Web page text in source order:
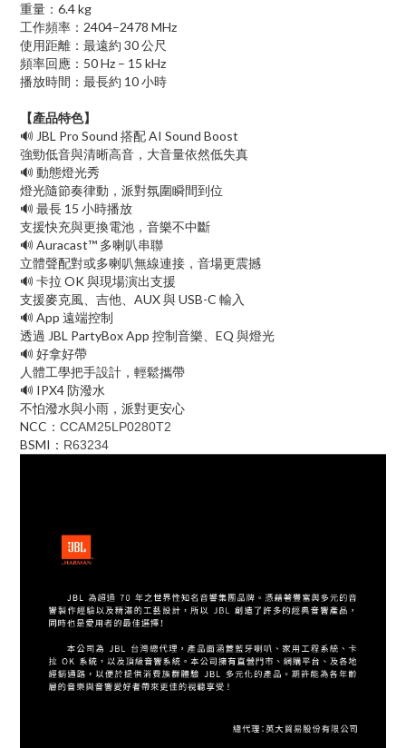
重量：6.4 kg
工作頻率：2404–2478 MHz
使用距離：最遠約 30 公尺
頻率回應：50 Hz – 15 kHz
播放時間：最長約 10 小時
【產品特色】
🔊 JBL Pro Sound 搭配 AI Sound Boost
強勁低音與清晰高音，大音量依然低失真
🔊 動態燈光秀
燈光隨節奏律動，派對氛圍瞬間到位
🔊 最長 15 小時播放
支援快充與更換電池，音樂不中斷
🔊 Auracast™ 多喇叭串聯
立體聲配對或多喇叭無線連接，音場更震撼
🔊 卡拉 OK 與現場演出支援
支援麥克風、吉他、AUX 與 USB-C 輸入
🔊 App 遠端控制
透過 JBL PartyBox App 控制音樂、EQ 與燈光
🔊 好拿好帶
人體工學把手設計，輕鬆攜帶
🔊 IPX4 防潑水
不怕潑水與小雨，派對更安心
NCC： CCAM25LP0280T2
BSMI： R63234